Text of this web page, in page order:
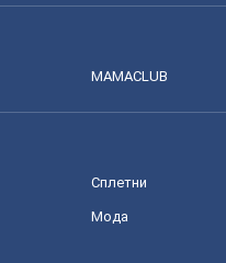
MAMACLUB
Сплетни
Мода